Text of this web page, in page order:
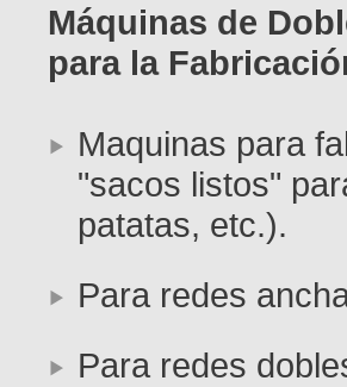
Máquinas de
para la
Maquinas para
"sacos listos"
patatas, etc.).
Para redes
Para redes